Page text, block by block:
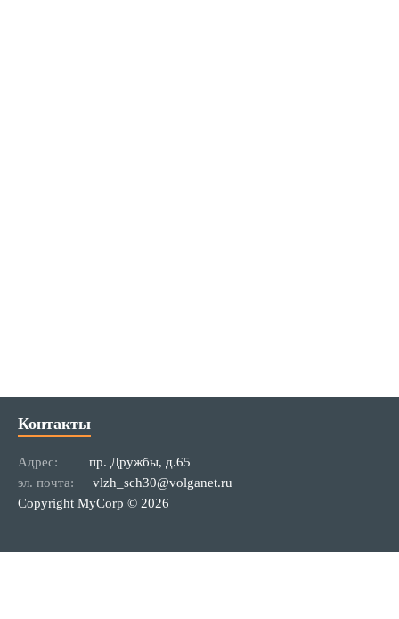
Контакты
Адрес:
пр. Дружбы, д.65
эл. почта:
vlzh_sch30@volganet.ru
Copyright MyCorp © 2026